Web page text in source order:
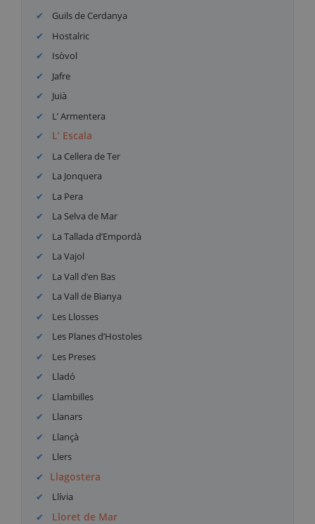
Guils de Cerdanya
Hostalric
Isòvol
Jafre
Juià
L’ Armentera
L’ Escala
La Cellera de Ter
La Jonquera
La Pera
La Selva de Mar
La Tallada d’Empordà
La Vajol
La Vall d’en Bas
La Vall de Bianya
Les Llosses
Les Planes d’Hostoles
Les Preses
Lladó
Llambilles
Llanars
Llançà
Llers
Llagostera
Llívia
Lloret de Mar